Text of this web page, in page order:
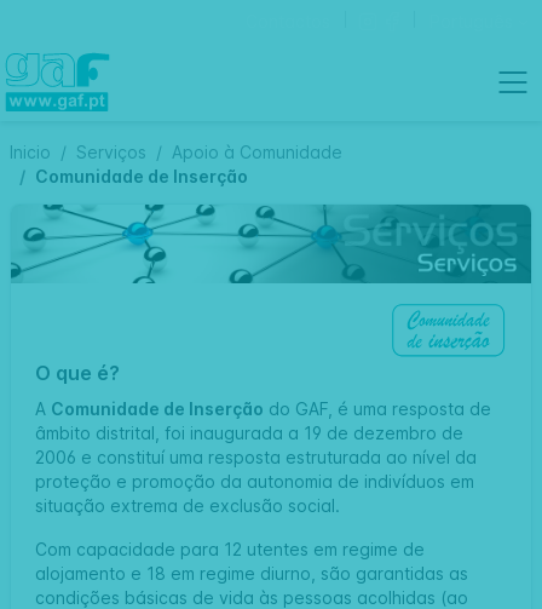
Inicio Serviços
Apoio à Comunidade
Comunidade de Inserção
O que é?
A Comunidade de Inserção do GAF, é uma resposta de
âmbito distrital, foi inaugurada a 19 de dezembro de
2006 e constituí uma resposta estruturada ao nível da
proteção e promoção da autonomia de indivíduos em
situação extrema de exclusão social.
Com capacidade para 12 utentes em regime de
alojamento e 18 em regime diurno, são garantidas as
condições básicas de vida às pessoas acolhidas (ao